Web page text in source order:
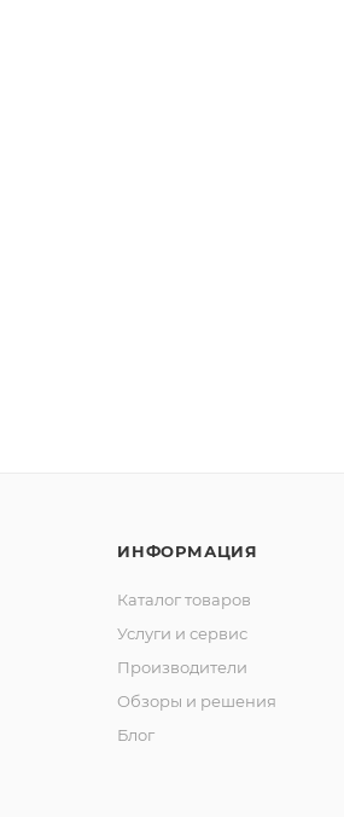
ИНФОРМАЦИЯ
Каталог товаров
Услуги и сервис
Производители
Обзоры и решения
Блог